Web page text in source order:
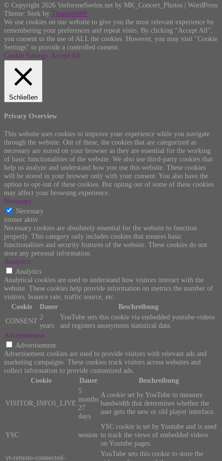
© Copyright 2026 VerloreneSeelen.net by MK_Concert_Photos | WordPress
Theme: Seek by ThemeInWP
We use cookies on our website to give you the most relevant experience by
remembering your preferences and repeat visits. By clicking “Accept All”,
you consent to the use of ALL the cookies. However, you may visit "Cookie
Settings" to provide a controlled consent.
Cookie Settings Accept All
Schließen
Privacy Overview
This website uses cookies to improve your experience while you navigate
through the website. Out of these, the cookies that are categorized as
necessary are stored on your browser as they are essential for the working
of basic functionalities of the website. We also use third-party cookies that
help us analyze and understand how you use this website. These cookies
will be stored in your browser only with your consent. You also have the
option to opt-out of these cookies. But opting out of some of these cookies
may affect your browsing experience.
Necessary
Necessary
immer aktiv
Necessary cookies are absolutely essential for the website to function
properly. This category only includes cookies that ensures basic
functionalities and security features of the website. These cookies do not
store any personal information.
Analytics
Analytics
Analytical cookies are used to understand how visitors interact with the
website. These cookies help provide information on metrics the number of
visitors, bounce rate, traffic source, etc.
Cookie
Dauer
Beschreibung
CONSENT 2
years
YouTube sets this cookie via embedded youtube-videos
and registers anonymous statistical data.
Advertisement
Advertisement
Advertisement cookies are used to provide visitors with relevant ads and
marketing campaigns. These cookies track visitors across websites and
collect information to provide customized ads.
Cookie
Dauer Beschreibung
VISITOR_INFO1_LIVE
5
months
27
days
A cookie set by YouTube to measure
bandwidth that determines whether the
user gets the new or old player interface.
YSC session
YSC cookie is set by Youtube and is used
to track the views of embedded videos
on Youtube pages.
yt-remote-connected-
YouTube sets this cookie to store the